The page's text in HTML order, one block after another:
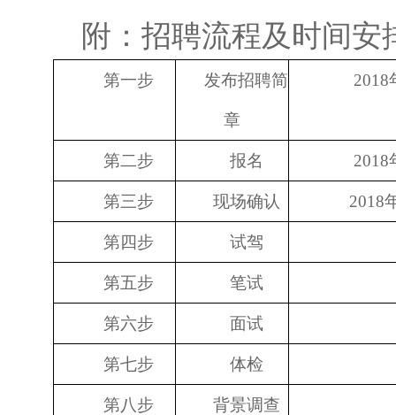
附：招聘流程及时间安
第一步 发布招聘简
章
2018
第二步 报名 2018
第三步 现场确认 2018
第四步 试驾
第五步 笔试
第六步 面试
第七步 体检
第八步 背景调查